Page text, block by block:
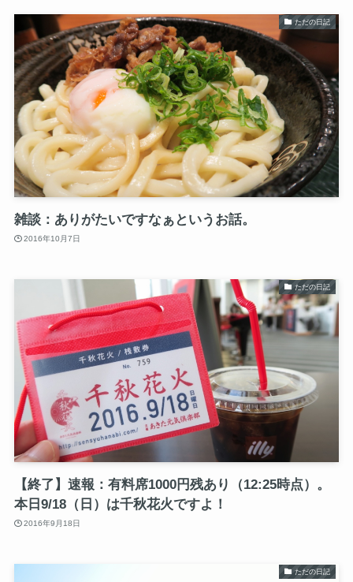
ただの日記
雑談：ありがたいですなぁというお話。
2016年10月7日
ただの日記
【終了】速報：有料席1000円残あり（12:25時点）。
本日9/18（日）は千秋花火ですよ！
2016年9月18日
ただの日記